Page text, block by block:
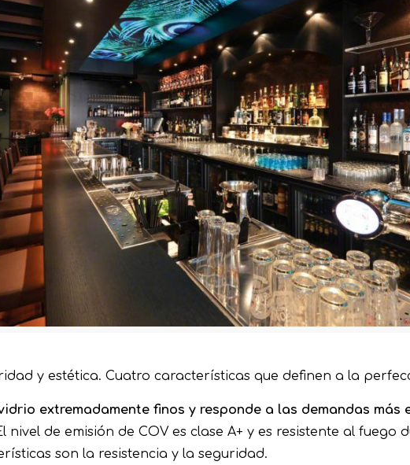
y estética. Cuatro características que definen a la
extremadamente finos y responde a las demandas más
nivel de emisión de COV es clase A+ y es resistente al fuego
son la resistencia y la seguridad.